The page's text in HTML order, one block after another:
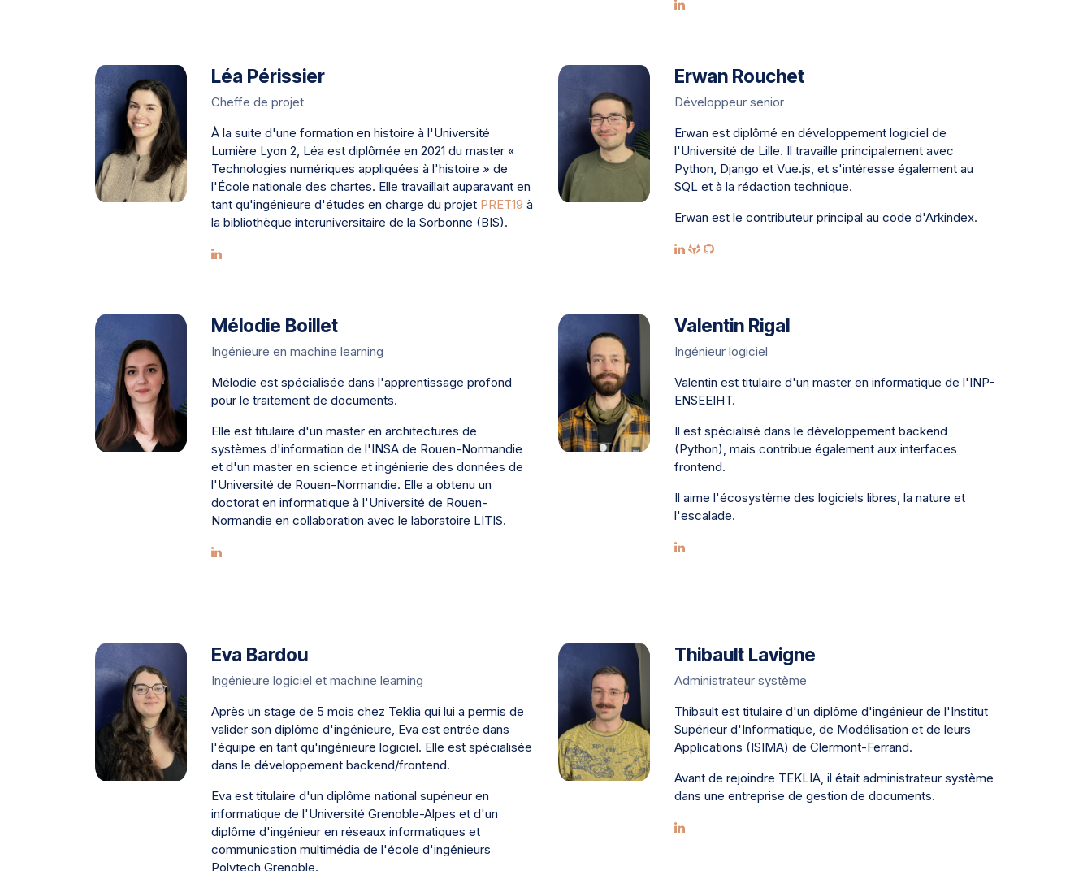
Léa Périssier
Cheffe de projet
À la suite d'une formation en histoire à l'Université
Lumière Lyon 2, Léa est diplômée en 2021 du master «
Technologies numériques appliquées à l'histoire » de
l'École nationale des chartes. Elle travaillait auparavant en
tant qu'ingénieure d'études en charge du projet PRET19 à
la bibliothèque interuniversitaire de la Sorbonne (BIS).
Erwan Rouchet
Développeur senior
Erwan est diplômé en développement logiciel de
l'Université de Lille. Il travaille principalement avec
Python, Django et Vue.js, et s'intéresse également au
SQL et à la rédaction technique.
Erwan est le contributeur principal au code d'Arkindex.
Mélodie Boillet
Ingénieure en machine learning
Mélodie est spécialisée dans l'apprentissage profond
pour le traitement de documents.
Elle est titulaire d'un master en architectures de
systèmes d'information de l'INSA de Rouen-Normandie
et d'un master en science et ingénierie des données de
l'Université de Rouen-Normandie. Elle a obtenu un
doctorat en informatique à l'Université de Rouen-
Normandie en collaboration avec le laboratoire LITIS.
Valentin Rigal
Ingénieur logiciel
Valentin est titulaire d'un master en informatique de l'INP-
ENSEEIHT.
Il est spécialisé dans le développement backend
(Python), mais contribue également aux interfaces
frontend.
Il aime l'écosystème des logiciels libres, la nature et
l'escalade.
Eva Bardou
Ingénieure logiciel et machine learning
Après un stage de 5 mois chez Teklia qui lui a permis de
valider son diplôme d'ingénieure, Eva est entrée dans
l'équipe en tant qu'ingénieure logiciel. Elle est spécialisée
dans le développement backend/frontend.
Eva est titulaire d'un diplôme national supérieur en
informatique de l'Université Grenoble-Alpes et d'un
diplôme d'ingénieur en réseaux informatiques et
communication multimédia de l'école d'ingénieurs
Polytech Grenoble.
Thibault Lavigne
Administrateur système
Thibault est titulaire d'un diplôme d'ingénieur de l'Institut
Supérieur d'Informatique, de Modélisation et de leurs
Applications (ISIMA) de Clermont-Ferrand.
Avant de rejoindre TEKLIA, il était administrateur système
dans une entreprise de gestion de documents.